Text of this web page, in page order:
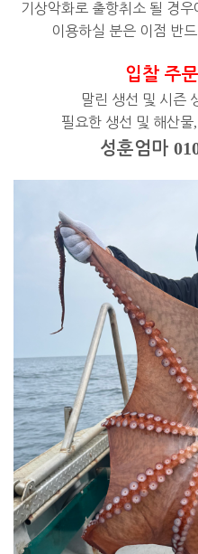
기상악화로 출항취소 될 경
이용하실 분은 이점 반
입찰 주
말린 생선 및 시즌
필요한 생선 및 해산물,
성훈엄마